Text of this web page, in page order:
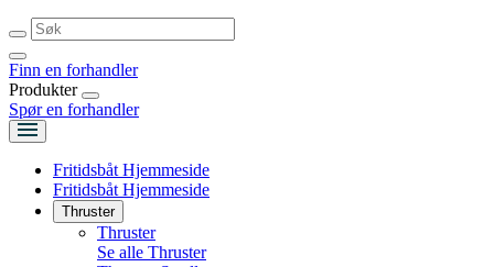
Finn en forhandler
Produkter
Spør en forhandler
Fritidsbåt Hjemmeside
Fritidsbåt Hjemmeside
Thruster
Thruster
Se alle Thruster